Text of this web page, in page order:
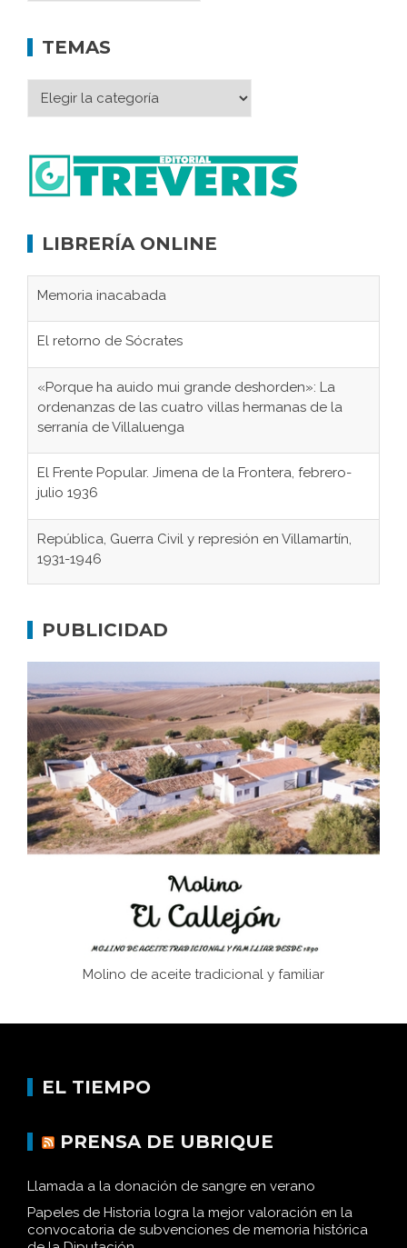
TEMAS
LIBRERÍA ONLINE
Memoria inacabada
El retorno de Sócrates
«Porque ha auido mui grande deshorden»: La
ordenanzas de las cuatro villas hermanas de la
serranía de Villaluenga
El Frente Popular. Jimena de la Frontera, febrero-
julio 1936
República, Guerra Civil y represión en Villamartín,
1931-1946
concentración nazis
Bornos
El Frente Popular. Ubrique, febrero-julio 1936
Juntar las letras. La alfabetización en el campo: del
afán de saber a la autogestión
Historia y vivencias del poblado de Los Hurones
PUBLICIDAD
Molino de aceite tradicional y familiar
EL TIEMPO
PRENSA DE UBRIQUE
Llamada a la donación de sangre en verano
Papeles de Historia logra la mejor valoración en la
convocatoria de subvenciones de memoria histórica